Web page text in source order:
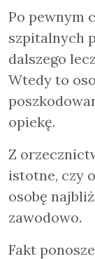
Po pewnym
szpitalnych
dalszego
Wtedy to
opiekę.
Z
istotne, czy
osobę
zawodowo.
Fakt